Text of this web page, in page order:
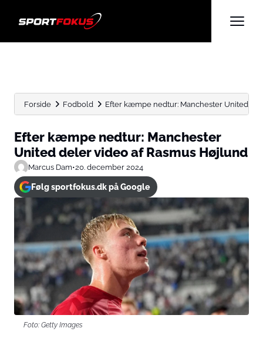
Forside Fodbold Efter kæmpe nedtur: Manchester United
Efter kæmpe nedtur: Manchester
United deler video af Rasmus Højlund
Marcus Dam•20. december 2024
Følg sportfokus.dk på Google
Foto: Getty Images